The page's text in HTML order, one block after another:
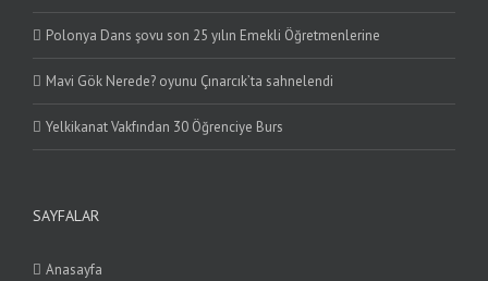
Polonya Dans şovu son 25 yılın Emekli Öğretmenlerine
Mavi Gök Nerede? oyunu Çınarcık’ta sahnelendi
Yelkikanat Vakfından 30 Öğrenciye Burs
SAYFALAR
Anasayfa